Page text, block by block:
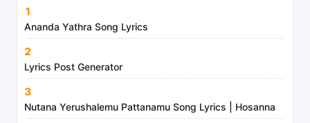
m
i
s
t
r
1
Ananda Yathra Song Lyrics
2
Lyrics Post Generator
3
Nutana Yerushalemu Pattanamu Song Lyrics | Hosanna